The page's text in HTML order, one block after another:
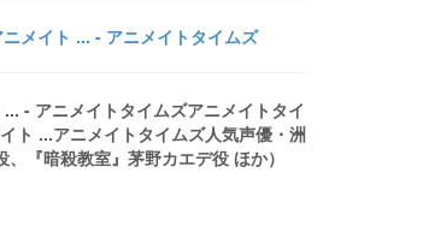
メイト ... - アニメイトタイムズ
- アニメイトタイムズアニメイトタイ
ト ...アニメイトタイムズ人気声優・洲
『暗殺教室』茅野カエデ役 ほか）